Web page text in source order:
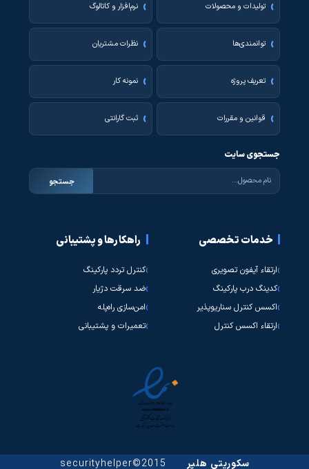
تولیدات و محصولات نرم‌افزار و کاتالوگ
توانمندی‌ها نظرات مشتریان
تعریف پروژه نمونه کار
قوانین و مقررات ثبت گارانتی
جستجوی سایت
جستجو
خدمات تخصصی
ارتقاء آیفون تصویری
کدینگ درب پارکینگ
اکسس کنترل سناریوپذیر
ارتقاء اکسس کنترل
راهکارها و پشتیبانی
کنترل تردد پارکینگ
ضد سرقت دژیار
امن‌سازی راه‌پله
تعمیرات و پشتیبانی
سکوریتی هلپر